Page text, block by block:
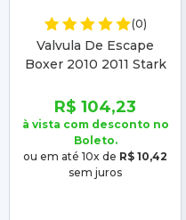
(0)
Valvula De Escape
Boxer 2010 2011 Stark
2014 Stark 2010 2011
2012
R$ 104,23
à vista com desconto no
Boleto.
ou em até 10x de R$ 10,42
sem juros